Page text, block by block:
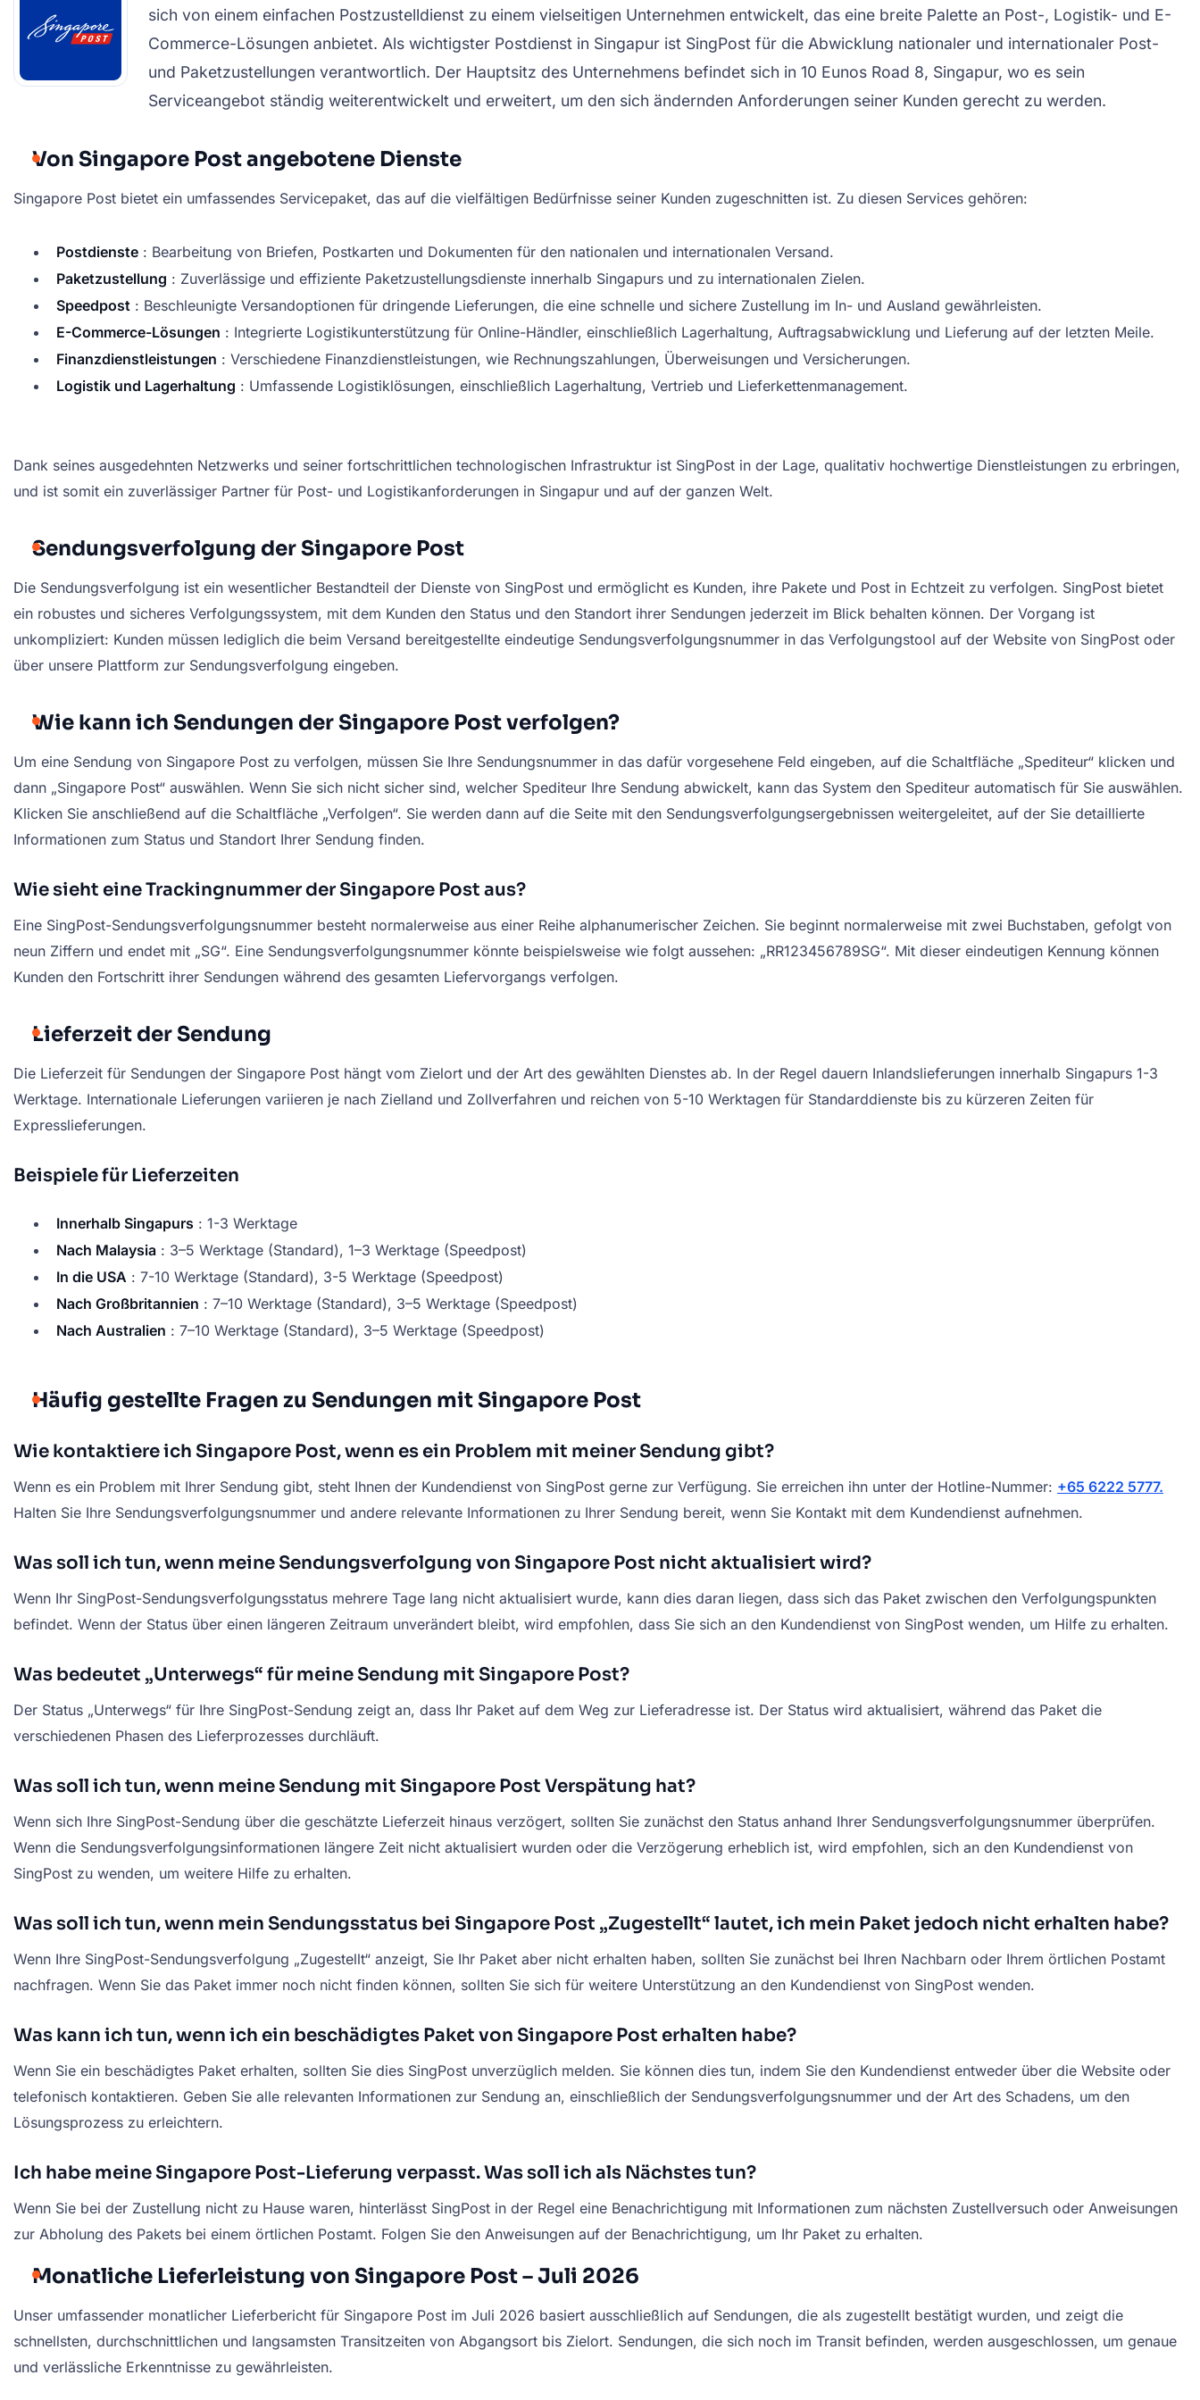
sich von einem einfachen Postzustelldienst zu einem vielseitigen Unternehmen entwickelt, das eine breite Palette an Post-, Logistik- und E-
Commerce-Lösungen anbietet. Als wichtigster Postdienst in Singapur ist SingPost für die Abwicklung nationaler und internationaler Post-
und Paketzustellungen verantwortlich. Der Hauptsitz des Unternehmens befindet sich in 10 Eunos Road 8, Singapur, wo es sein
Serviceangebot ständig weiterentwickelt und erweitert, um den sich ändernden Anforderungen seiner Kunden gerecht zu werden.
Von Singapore Post angebotene Dienste
Singapore Post bietet ein umfassendes Servicepaket, das auf die vielfältigen Bedürfnisse seiner Kunden zugeschnitten ist. Zu diesen Services gehören:
Postdienste : Bearbeitung von Briefen, Postkarten und Dokumenten für den nationalen und internationalen Versand.
Paketzustellung : Zuverlässige und effiziente Paketzustellungsdienste innerhalb Singapurs und zu internationalen Zielen.
Speedpost : Beschleunigte Versandoptionen für dringende Lieferungen, die eine schnelle und sichere Zustellung im In- und Ausland gewährleisten.
E-Commerce-Lösungen : Integrierte Logistikunterstützung für Online-Händler, einschließlich Lagerhaltung, Auftragsabwicklung und Lieferung auf der letzten Meile.
Finanzdienstleistungen : Verschiedene Finanzdienstleistungen, wie Rechnungszahlungen, Überweisungen und Versicherungen.
Logistik und Lagerhaltung : Umfassende Logistiklösungen, einschließlich Lagerhaltung, Vertrieb und Lieferkettenmanagement.
Dank seines ausgedehnten Netzwerks und seiner fortschrittlichen technologischen Infrastruktur ist SingPost in der Lage, qualitativ hochwertige Dienstleistungen zu erbringen,
und ist somit ein zuverlässiger Partner für Post- und Logistikanforderungen in Singapur und auf der ganzen Welt.
Sendungsverfolgung der Singapore Post
Die Sendungsverfolgung ist ein wesentlicher Bestandteil der Dienste von SingPost und ermöglicht es Kunden, ihre Pakete und Post in Echtzeit zu verfolgen. SingPost bietet
ein robustes und sicheres Verfolgungssystem, mit dem Kunden den Status und den Standort ihrer Sendungen jederzeit im Blick behalten können. Der Vorgang ist
unkompliziert: Kunden müssen lediglich die beim Versand bereitgestellte eindeutige Sendungsverfolgungsnummer in das Verfolgungstool auf der Website von SingPost oder
über unsere Plattform zur Sendungsverfolgung eingeben.
Wie kann ich Sendungen der Singapore Post verfolgen?
Um eine Sendung von Singapore Post zu verfolgen, müssen Sie Ihre Sendungsnummer in das dafür vorgesehene Feld eingeben, auf die Schaltfläche „Spediteur“ klicken und
dann „Singapore Post“ auswählen. Wenn Sie sich nicht sicher sind, welcher Spediteur Ihre Sendung abwickelt, kann das System den Spediteur automatisch für Sie auswählen.
Klicken Sie anschließend auf die Schaltfläche „Verfolgen“. Sie werden dann auf die Seite mit den Sendungsverfolgungsergebnissen weitergeleitet, auf der Sie detaillierte
Informationen zum Status und Standort Ihrer Sendung finden.
Wie sieht eine Trackingnummer der Singapore Post aus?
Eine SingPost-Sendungsverfolgungsnummer besteht normalerweise aus einer Reihe alphanumerischer Zeichen. Sie beginnt normalerweise mit zwei Buchstaben, gefolgt von
neun Ziffern und endet mit „SG“. Eine Sendungsverfolgungsnummer könnte beispielsweise wie folgt aussehen: „RR123456789SG“. Mit dieser eindeutigen Kennung können
Kunden den Fortschritt ihrer Sendungen während des gesamten Liefervorgangs verfolgen.
Lieferzeit der Sendung
Die Lieferzeit für Sendungen der Singapore Post hängt vom Zielort und der Art des gewählten Dienstes ab. In der Regel dauern Inlandslieferungen innerhalb Singapurs 1-3
Werktage. Internationale Lieferungen variieren je nach Zielland und Zollverfahren und reichen von 5-10 Werktagen für Standarddienste bis zu kürzeren Zeiten für
Expresslieferungen.
Beispiele für Lieferzeiten
Innerhalb Singapurs : 1-3 Werktage
Nach Malaysia : 3–5 Werktage (Standard), 1–3 Werktage (Speedpost)
In die USA : 7-10 Werktage (Standard), 3-5 Werktage (Speedpost)
Nach Großbritannien : 7–10 Werktage (Standard), 3–5 Werktage (Speedpost)
Nach Australien : 7–10 Werktage (Standard), 3–5 Werktage (Speedpost)
Häufig gestellte Fragen zu Sendungen mit Singapore Post
Wie kontaktiere ich Singapore Post, wenn es ein Problem mit meiner Sendung gibt?
Wenn es ein Problem mit Ihrer Sendung gibt, steht Ihnen der Kundendienst von SingPost gerne zur Verfügung. Sie erreichen ihn unter der Hotline-Nummer: +65 6222 5777.
Halten Sie Ihre Sendungsverfolgungsnummer und andere relevante Informationen zu Ihrer Sendung bereit, wenn Sie Kontakt mit dem Kundendienst aufnehmen.
Was soll ich tun, wenn meine Sendungsverfolgung von Singapore Post nicht aktualisiert wird?
Wenn Ihr SingPost-Sendungsverfolgungsstatus mehrere Tage lang nicht aktualisiert wurde, kann dies daran liegen, dass sich das Paket zwischen den Verfolgungspunkten
befindet. Wenn der Status über einen längeren Zeitraum unverändert bleibt, wird empfohlen, dass Sie sich an den Kundendienst von SingPost wenden, um Hilfe zu erhalten.
Was bedeutet „Unterwegs“ für meine Sendung mit Singapore Post?
Der Status „Unterwegs“ für Ihre SingPost-Sendung zeigt an, dass Ihr Paket auf dem Weg zur Lieferadresse ist. Der Status wird aktualisiert, während das Paket die
verschiedenen Phasen des Lieferprozesses durchläuft.
Was soll ich tun, wenn meine Sendung mit Singapore Post Verspätung hat?
Wenn sich Ihre SingPost-Sendung über die geschätzte Lieferzeit hinaus verzögert, sollten Sie zunächst den Status anhand Ihrer Sendungsverfolgungsnummer überprüfen.
Wenn die Sendungsverfolgungsinformationen längere Zeit nicht aktualisiert wurden oder die Verzögerung erheblich ist, wird empfohlen, sich an den Kundendienst von
SingPost zu wenden, um weitere Hilfe zu erhalten.
Was soll ich tun, wenn mein Sendungsstatus bei Singapore Post „Zugestellt“ lautet, ich mein Paket jedoch nicht erhalten habe?
Wenn Ihre SingPost-Sendungsverfolgung „Zugestellt“ anzeigt, Sie Ihr Paket aber nicht erhalten haben, sollten Sie zunächst bei Ihren Nachbarn oder Ihrem örtlichen Postamt
nachfragen. Wenn Sie das Paket immer noch nicht finden können, sollten Sie sich für weitere Unterstützung an den Kundendienst von SingPost wenden.
Was kann ich tun, wenn ich ein beschädigtes Paket von Singapore Post erhalten habe?
Wenn Sie ein beschädigtes Paket erhalten, sollten Sie dies SingPost unverzüglich melden. Sie können dies tun, indem Sie den Kundendienst entweder über die Website oder
telefonisch kontaktieren. Geben Sie alle relevanten Informationen zur Sendung an, einschließlich der Sendungsverfolgungsnummer und der Art des Schadens, um den
Lösungsprozess zu erleichtern.
Ich habe meine Singapore Post-Lieferung verpasst. Was soll ich als Nächstes tun?
Wenn Sie bei der Zustellung nicht zu Hause waren, hinterlässt SingPost in der Regel eine Benachrichtigung mit Informationen zum nächsten Zustellversuch oder Anweisungen
zur Abholung des Pakets bei einem örtlichen Postamt. Folgen Sie den Anweisungen auf der Benachrichtigung, um Ihr Paket zu erhalten.
Monatliche Lieferleistung von Singapore Post – Juli 2026
Unser umfassender monatlicher Lieferbericht für Singapore Post im Juli 2026 basiert ausschließlich auf Sendungen, die als zugestellt bestätigt wurden, und zeigt die
schnellsten, durchschnittlichen und langsamsten Transitzeiten von Abgangsort bis Zielort. Sendungen, die sich noch im Transit befinden, werden ausgeschlossen, um genaue
und verlässliche Erkenntnisse zu gewährleisten.